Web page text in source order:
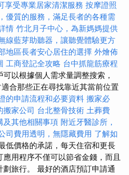
享受專業居家清潔服務 按摩證照
優質的服務，滿足長者的各種需
情 竹北月子中心，為新媽媽提供
線藍芽助聽器，讓聽覺體驗更方
地區長者安心居住的選擇 外燴佈
工商登記全攻略 台中抓龍筋療程
以根據個人需求量調整搜索，
合那些正在尋找靠近其當前位置
的申請流程和必要資料 搬家必
搬家公司 台北整骨技術 土葬費
及其他相關事項 附近牙醫診所，
司費用透明，無隱藏費用 了解如
低價格的承諾，每天住宿和更長
用程序不僅可以節省金錢，而且
旅行。 最好的酒店預訂申請通